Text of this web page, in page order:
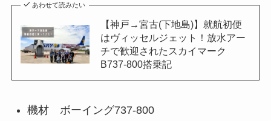
あわせて読みたい
【神戸→宮古(下地島)】就航初便
はヴィッセルジェット！放水アー
チで歓迎されたスカイマーク
B737-800搭乗記
機材 ボーイング737-800